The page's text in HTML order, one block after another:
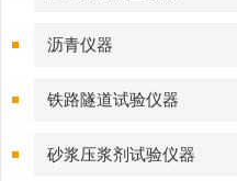
沥青仪器
铁路隧道试验仪器
砂浆压浆剂试验仪器